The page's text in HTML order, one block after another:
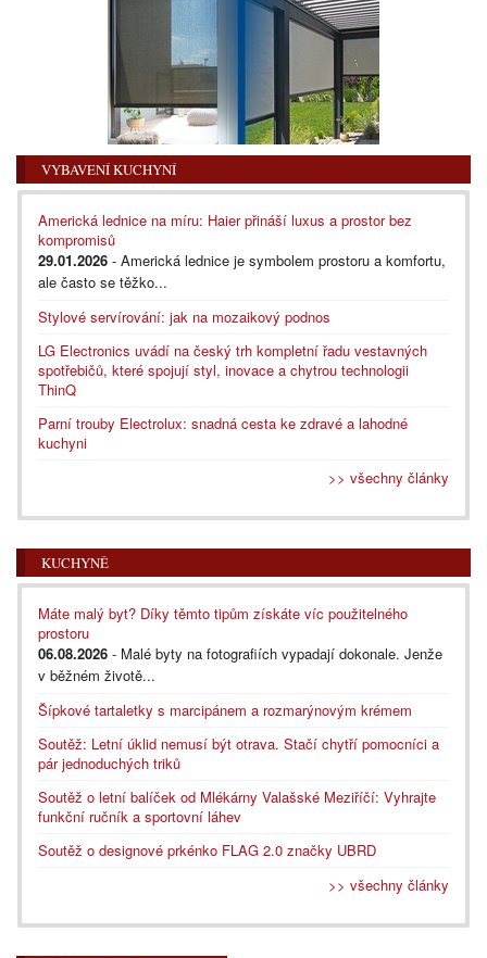
VYBAVENÍ KUCHYNÍ
Americká lednice na míru: Haier přináší luxus a prostor bez
kompromisů
29.01.2026 - Americká lednice je symbolem prostoru a komfortu,
ale často se těžko...
Stylové servírování: jak na mozaikový podnos
LG Electronics uvádí na český trh kompletní řadu vestavných
spotřebičů, které spojují styl, inovace a chytrou technologii
ThinQ
Parní trouby Electrolux: snadná cesta ke zdravé a lahodné
kuchyni
>> všechny články
KUCHYNĚ
Máte malý byt? Díky těmto tipům získáte víc použitelného
prostoru
06.08.2026 - Malé byty na fotografiích vypadají dokonale. Jenže
v běžném životě...
Šípkové tartaletky s marcipánem a rozmarýnovým krémem
Soutěž: Letní úklid nemusí být otrava. Stačí chytří pomocníci a
pár jednoduchých triků
Soutěž o letní balíček od Mlékárny Valašské Meziříčí: Vyhrajte
funkční ručník a sportovní láhev
Soutěž o designové prkénko FLAG 2.0 značky UBRD
>> všechny články